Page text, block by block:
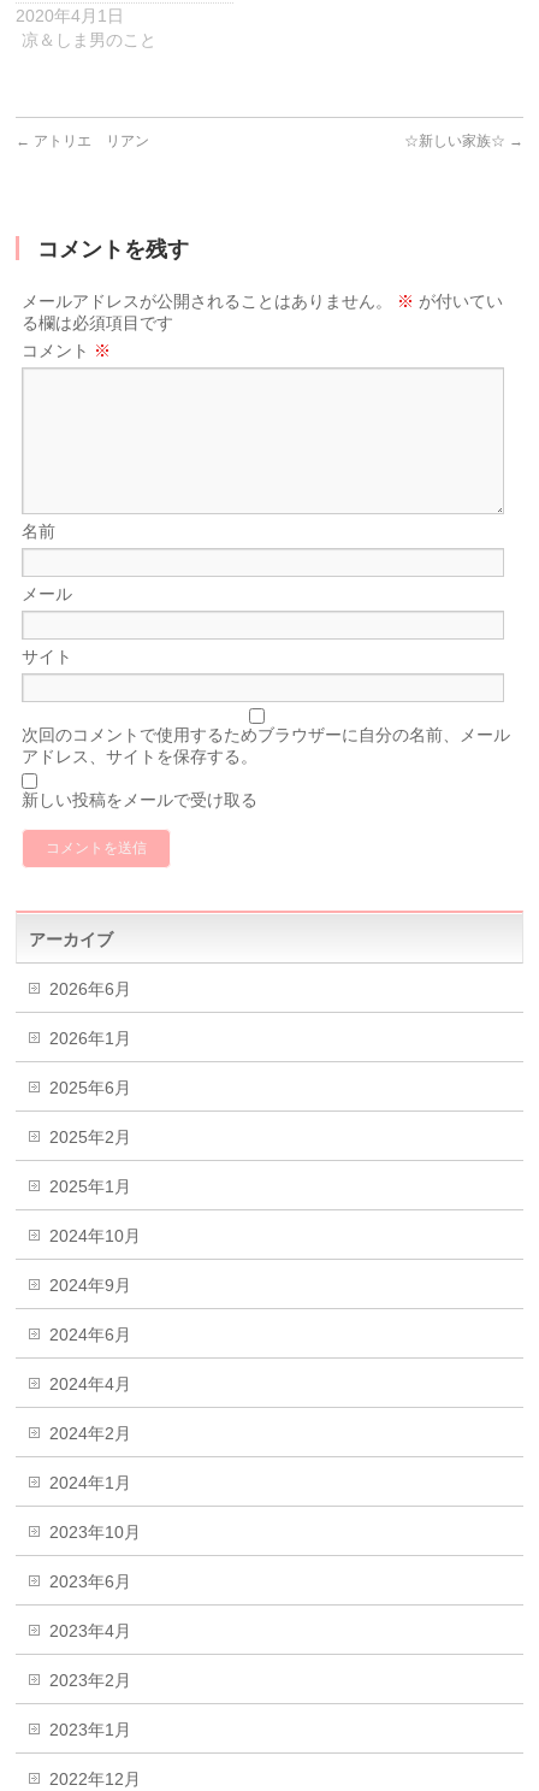
2020年4月1日
凉＆しま男のこと
← アトリエ リアン ☆新しい家族☆ →
コメントを残す
メールアドレスが公開されることはありません。 ※ が付いてい
る欄は必須項目です
コメント ※
名前
メール
サイト
次回のコメントで使用するためブラウザーに自分の名前、メール
アドレス、サイトを保存する。
新しい投稿をメールで受け取る
アーカイブ
2026年6月
2026年1月
2025年6月
2025年2月
2025年1月
2024年10月
2024年9月
2024年6月
2024年4月
2024年2月
2024年1月
2023年10月
2023年6月
2023年4月
2023年2月
2023年1月
2022年12月